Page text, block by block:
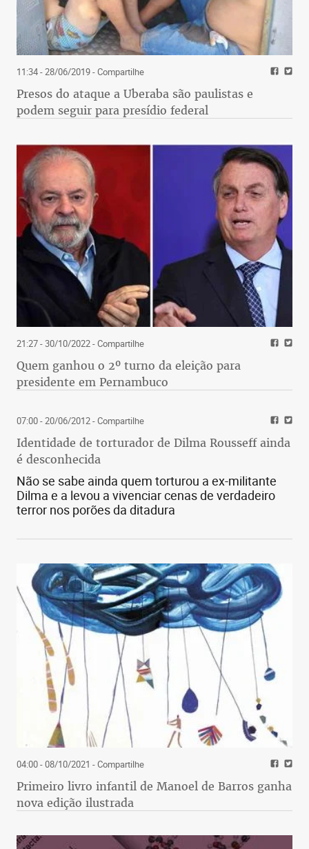
11:34 - 28/06/2019- Compartilhe
Presos do ataque a Uberaba são paulistas e
podem seguir para presídio federal
21:27 - 30/10/2022- Compartilhe
Quem ganhou o 2º turno da eleição para
presidente em Pernambuco
07:00 - 20/06/2012- Compartilhe
Identidade de torturador de Dilma Rousseff ainda
é desconhecida
Não se sabe ainda quem torturou a ex-militante
Dilma e a levou a vivenciar cenas de verdadeiro
terror nos porões da ditadura
04:00 - 08/10/2021 - Compartilhe
Primeiro livro infantil de Manoel de Barros ganha
nova edição ilustrada